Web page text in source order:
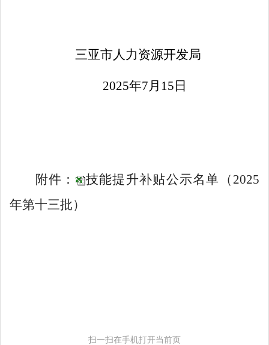
三亚市人力资源开发局
2025年7月15日
附件：
技能提升补贴公示名单（2025
年第十三批）
扫一扫在手机打开当前页